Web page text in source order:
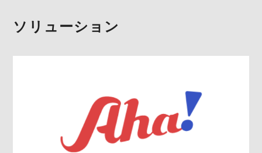
ソリューション